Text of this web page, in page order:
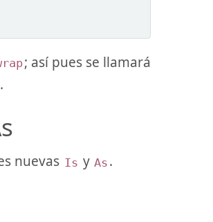
; así pues se llamará
nuevas Is y As .